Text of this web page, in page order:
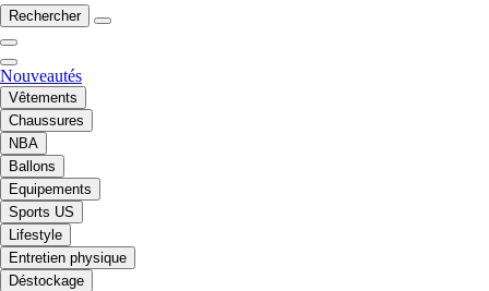
Rechercher
Nouveautés
Vêtements
Chaussures
NBA
Ballons
Equipements
Sports US
Lifestyle
Entretien physique
Déstockage